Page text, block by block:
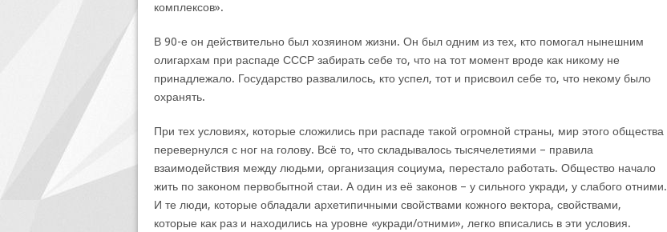
комплексов».
В 90-е он действительно был хозяином жизни. Он был одним из тех, кто помогал нынешним
олигархам при распаде СССР забирать себе то, что на тот момент вроде как никому не
принадлежало. Государство развалилось, кто успел, тот и присвоил себе то, что некому было
охранять.
При тех условиях, которые сложились при распаде такой огромной страны, мир этого общества
перевернулся с ног на голову. Всё то, что складывалось тысячелетиями – правила
взаимодействия между людьми, организация социума, перестало работать. Общество начало
жить по законом первобытной стаи. А один из её законов – у сильного укради, у слабого отними.
И те люди, которые обладали архетипичными свойствами кожного вектора, свойствами,
которые как раз и находились на уровне «укради/отними», легко вписались в эти условия.